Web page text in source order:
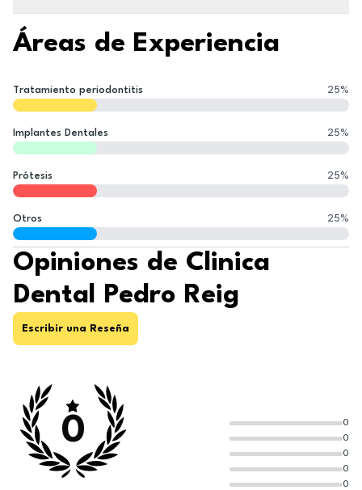
Áreas de Experiencia
Tratamiento periodontitis 25%
Implantes Dentales 25%
Prótesis 25%
Otros 25%
Opiniones de Clinica
Dental Pedro Reig
Escribir una Reseña
0
0
0
0
0
0